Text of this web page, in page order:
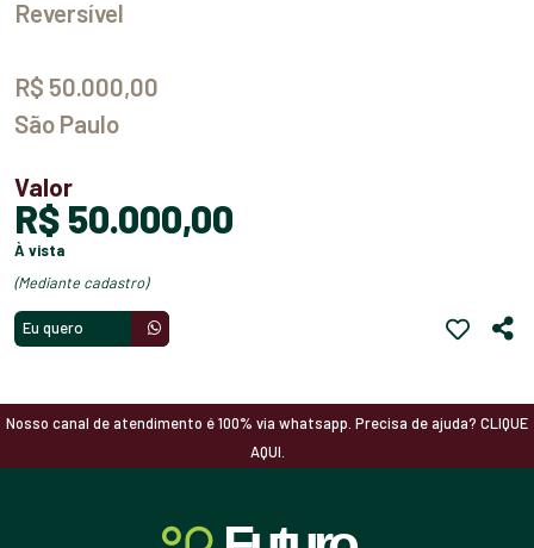
Reversível
R$ 50.000,00
São Paulo
Valor
R$ 50.000,00
à vista
(mediante cadastro)
Eu quero
Nosso canal de atendimento é 100% via whatsapp. Precisa de ajuda? CLIQUE
AQUI.